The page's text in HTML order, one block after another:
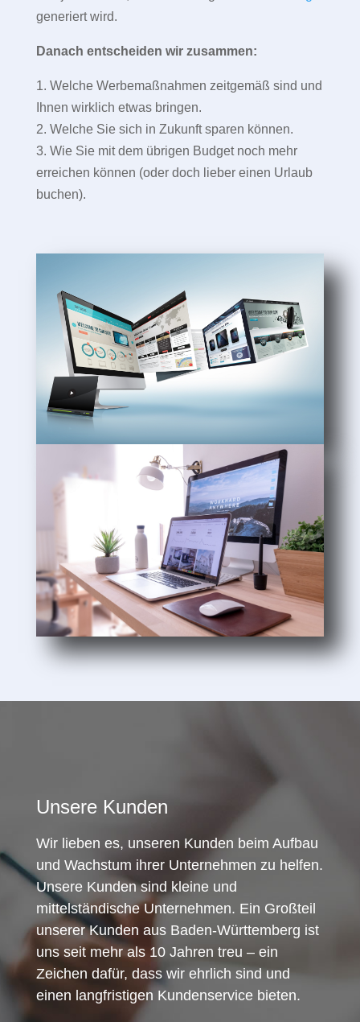
generiert wird.
Danach entscheiden wir zusammen:
1. Welche Werbemaßnahmen zeitgemäß sind und
Ihnen wirklich etwas bringen.
2. Welche Sie sich in Zukunft sparen können.
3. Wie Sie mit dem übrigen Budget noch mehr
erreichen können (oder doch lieber einen Urlaub
buchen).
Unsere Kunden
Wir lieben es, unseren Kunden beim Aufbau
und Wachstum ihrer Unternehmen zu helfen.
Unsere Kunden sind kleine und
mittelständische Unternehmen. Ein Großteil
unserer Kunden aus Baden-Württemberg ist
uns seit mehr als 10 Jahren treu – ein
Zeichen dafür, dass wir ehrlich sind und
einen langfristigen Kundenservice bieten.